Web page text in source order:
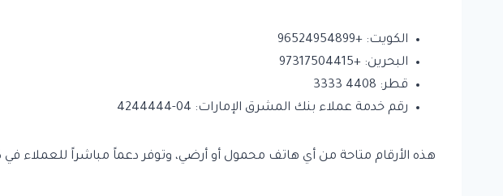
الكويت: +96524954899
البحرين: +97317504415
قطر: 4408 3333
رقم خدمة عملاء بنك المشرق الإمارات: 04-4244444
هذه الأرقام متاحة من أي هاتف محمول أو أرضي، وتوفر دعماً مباشراً للعملاء